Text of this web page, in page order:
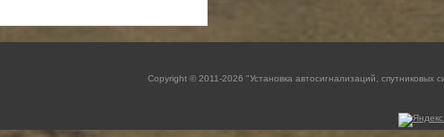
Copyright © 2011-2026 "Установка автосигнализаций, спутниковых